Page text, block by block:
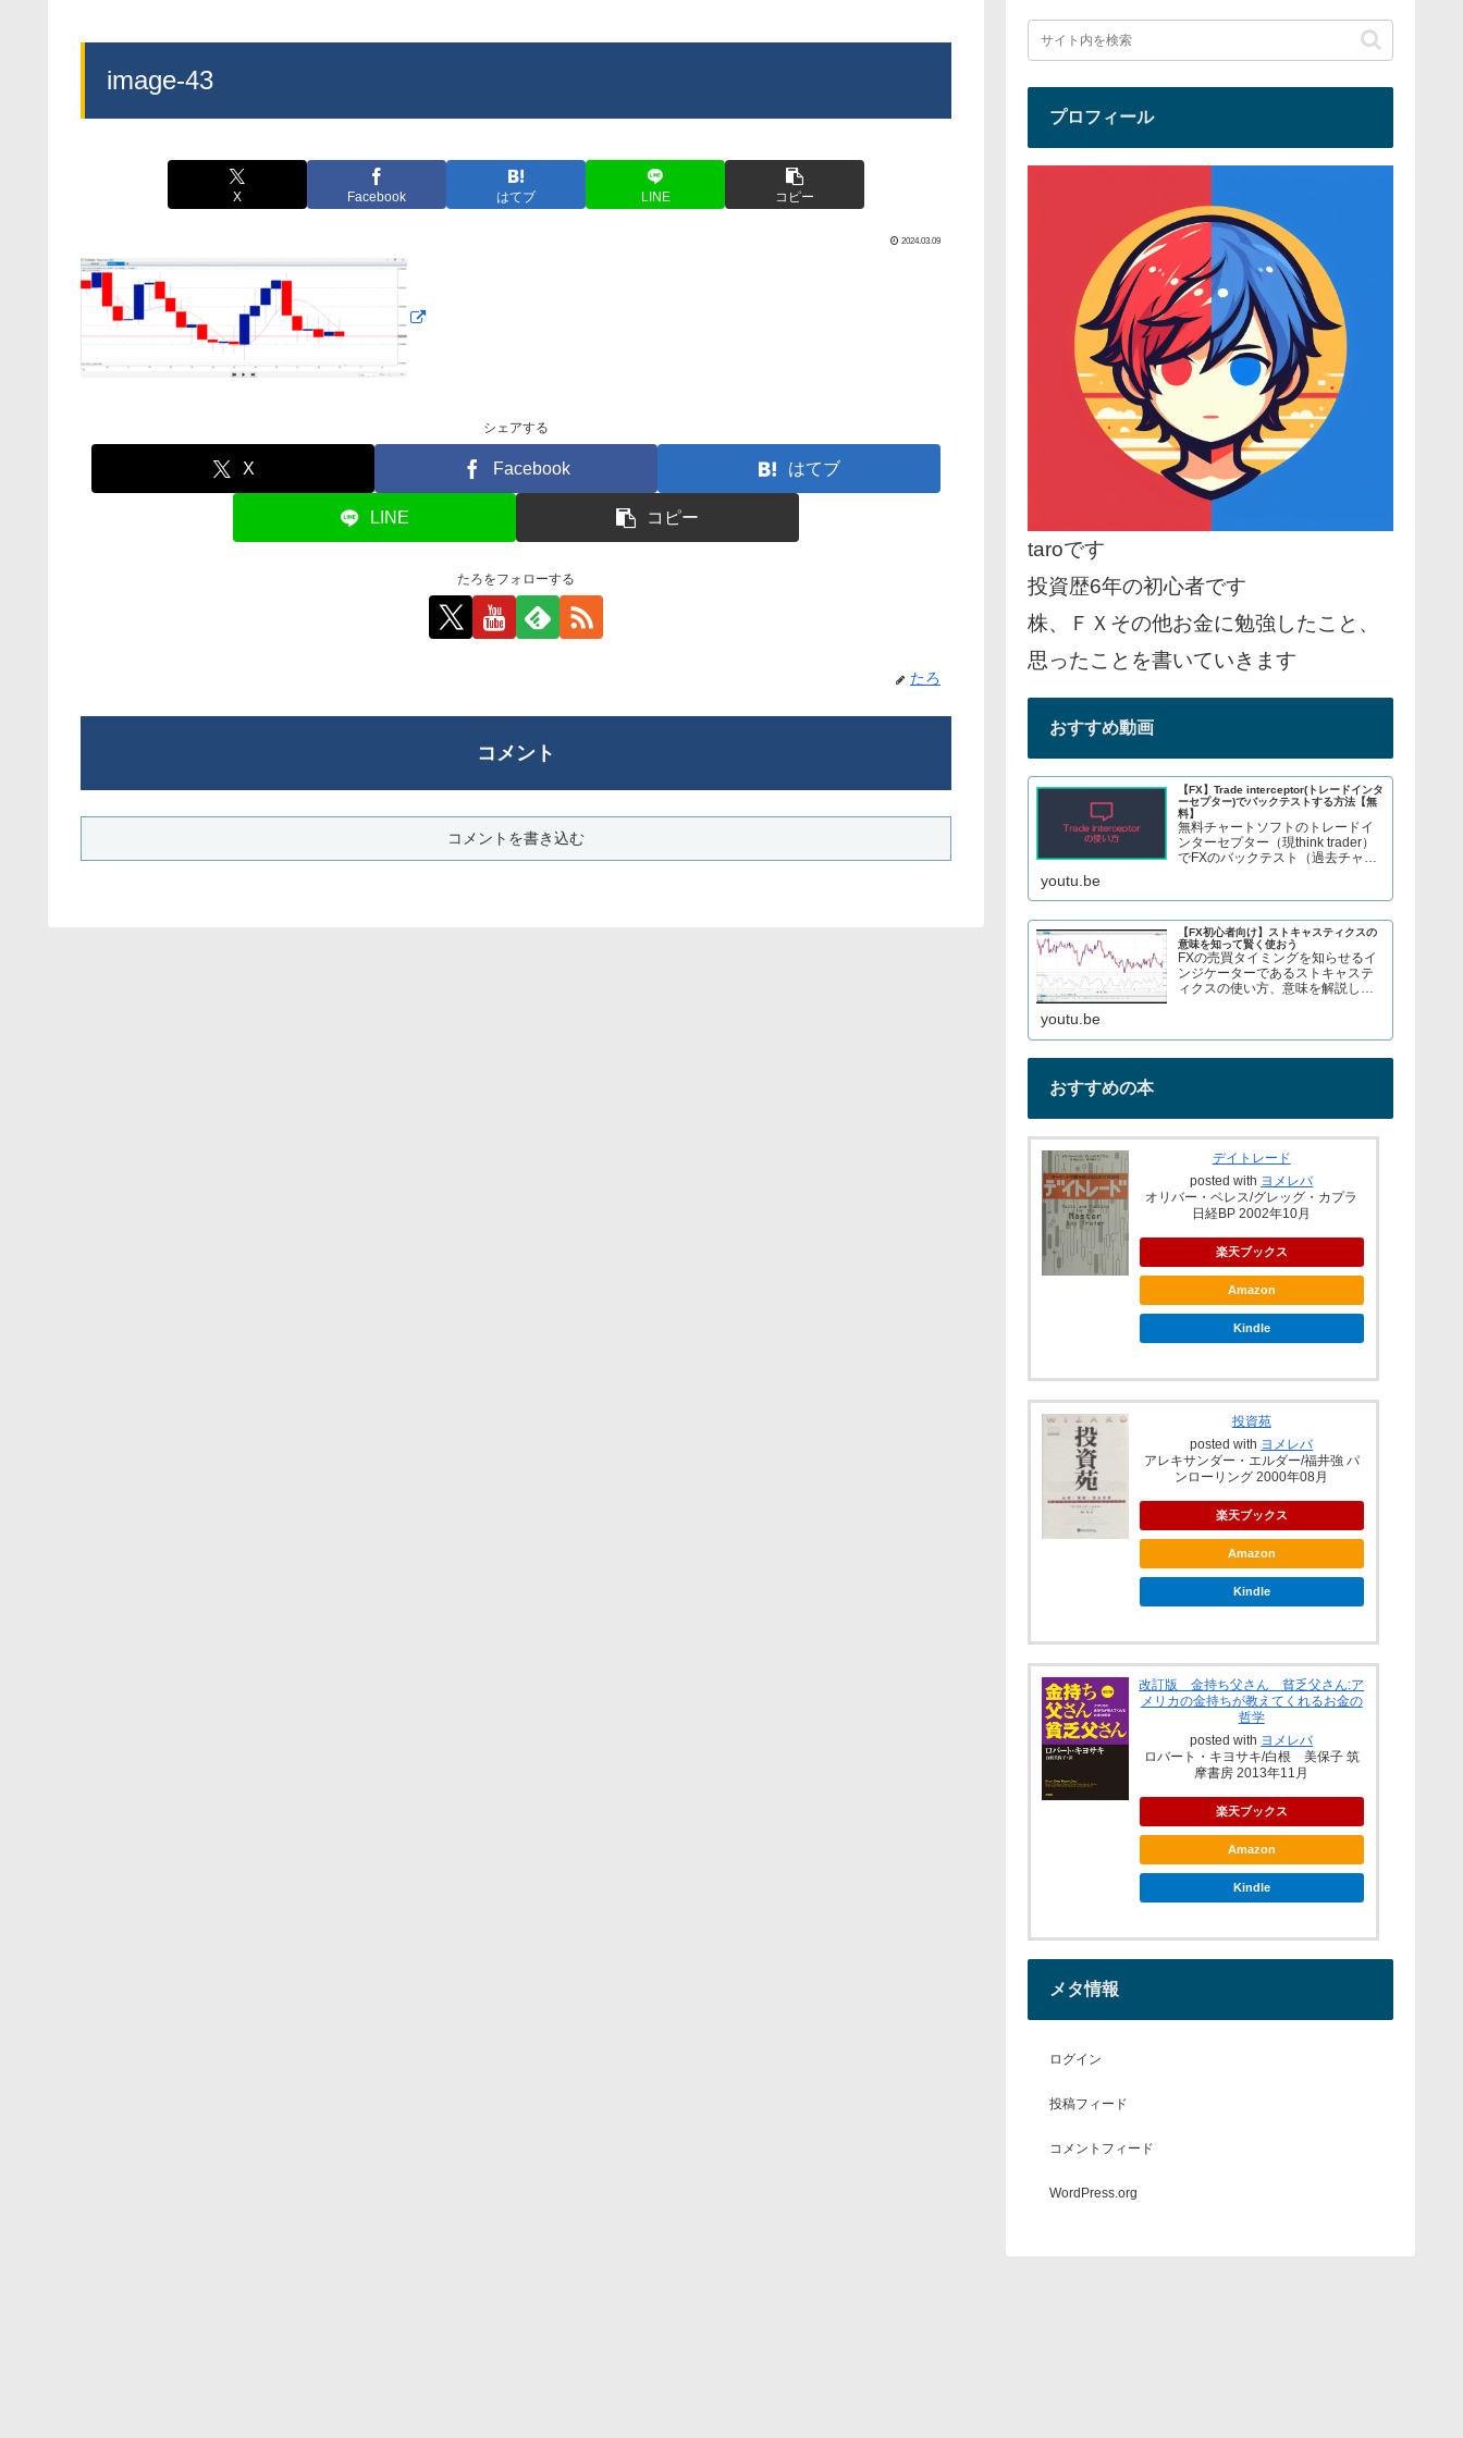
image-43
X Facebook はてブ LINE コピー
2024.03.09
シェアする
X Facebook はてブ
LINE コピー
たろをフォローする
たろ
コメント
コメントを書き込む
プロフィール
taroです
投資歴6年の初心者です
株、ＦＸその他お金に勉強したこと、
思ったことを書いていきます
おすすめ動画
【FX】Trade interceptor(トレードインタ
ーセプター)でバックテストする方法【無
料】
無料チャートソフトのトレードイ
ンターセプター（現think trader）
でFXのバックテスト（過去チャー
数のCFDトレードについてブログ
で解説してます→ twitter、t...
youtu.be
【FX初心者向け】ストキャスティクスの
意味を知って賢く使おう
FXの売買タイミングを知らせるイ
ンジケーターであるストキャステ
ィクスの使い方、意味を解説して
youtu.be
おすすめの本
デイトレード
posted with ヨメレバ
オリバー・ベレス/グレッグ・カプラ
日経BP 2002年10月
楽天ブックス
Amazon
Kindle
投資苑
posted with ヨメレバ
アレキサンダー・エルダー/福井強 パ
ンローリング 2000年08月
楽天ブックス
Amazon
Kindle
改訂版 金持ち父さん 貧乏父さん:ア
メリカの金持ちが教えてくれるお金の
哲学
posted with ヨメレバ
ロバート・キヨサキ/白根 美保子 筑
摩書房 2013年11月
楽天ブックス
Amazon
Kindle
メタ情報
ログイン
投稿フィード
コメントフィード
WordPress.org